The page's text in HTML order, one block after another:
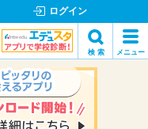
ログイン
検 索 メニュー
検索